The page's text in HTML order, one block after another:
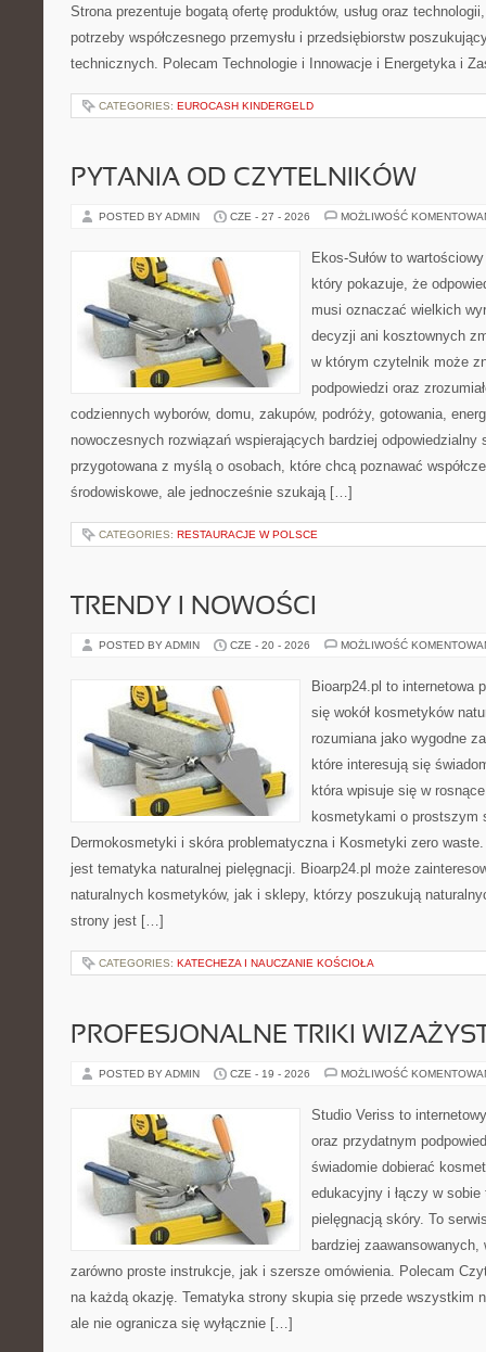
Strona prezentuje bogatą ofertę produktów, usług oraz
potrzeby współczesnego przemysłu i przedsiębiorstw
technicznych. Polecam Technologie i Innowacje i Energetyka i
CATEGORIES: EUROCASH KINDERGELD
PYTANIA OD CZYTELNIKÓW
POSTED BY ADMIN CZE - 27 - 2026 MOŻLIWOŚĆ
Ekos-Sułów to
który pokazuje, że
musi oznaczać wielkich
decyzji ani kosztownych
w którym czytelnik może
podpowiedzi oraz
codziennych wyborów, domu, zakupów, podróży, gotowania,
nowoczesnych rozwiązań wspierających bardziej odpowiedzialny
przygotowana z myślą o osobach, które chcą poznawać
środowiskowe, ale jednocześnie szukają […]
CATEGORIES: RESTAURACJE W POLSCE
TRENDY I NOWOŚCI
POSTED BY ADMIN CZE - 20 - 2026 MOŻLIWOŚĆ
Bioarp24.pl to internetowa
się wokół kosmetyków
rozumiana jako wygodne
które interesują się
która wpisuje się w
kosmetykami o prostszym
Dermokosmetyki i skóra problematyczna i Kosmetyki zero
jest tematyka naturalnej pielęgnacji. Bioarp24.pl może
naturalnych kosmetyków, jak i sklepy, którzy poszukują
strony jest […]
CATEGORIES: KATECHEZA I NAUCZANIE KOŚCIOŁA
PROFESJONALNE TRIKI
POSTED BY ADMIN CZE - 19 - 2026 MOŻLIWOŚĆ
Studio Veriss to
oraz przydatnym
świadomie dobierać
edukacyjny i łączy w
pielęgnacją skóry. To
bardziej
zarówno proste instrukcje, jak i szersze omówienia. Polecam
na każdą okazję. Tematyka strony skupia się przede wszystkim
ale nie ogranicza się wyłącznie […]